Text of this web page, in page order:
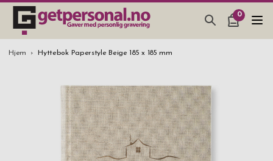
0
GAVER & GADGETS
SMYKKER & ACCESSOARER
GAVETIPS
JULEGAVETIPS
Hjem Hyttebok Paperstyle Beige 185 x 185 mm